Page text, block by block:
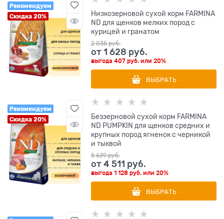
Рекомендуем
Скидка 20%
Низкозерновой cухой корм FARMINA
ND для щенков мелких пород с
курицей и гранатом
2 035 руб.
от1 628 руб.
выгода407 руб. или20%
ВЫБРАТЬ
Рекомендуем
Скидка 20%
Беззерновой cухой корм FARMINA
ND PUMPKIN для щенков средних и
крупных пород ягненок с черникой
и тыквой
5 639 руб.
от4 511 руб.
выгода1 128 руб. или20%
ВЫБРАТЬ